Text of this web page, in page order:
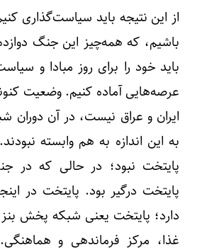
از این نتیجه باید سیاست‌گذاری
باشیم، که همه‌چیز این جنگ
باید خود را برای روز مبادا و
عرصه‌هایی آماده کنیم. وضعیت
ایران و عراق نیست، در آن دوران
به این اندازه به هم وابسته
پایتخت نبود؛ در حالی که در
پایتخت درگیر بود. پایتخت در
دارد؛ پایتخت یعنی شبکه پخش
غذا، مرکز فرماندهی و